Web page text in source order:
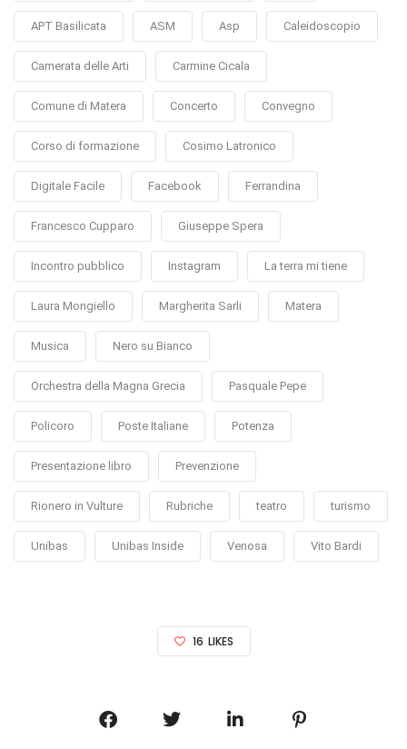
APT Basilicata ASM Asp Caleidoscopio
Camerata delle Arti Carmine Cicala
Comune di Matera Concerto Convegno
Corso di formazione Cosimo Latronico
Digitale Facile Facebook Ferrandina
Francesco Cupparo Giuseppe Spera
Incontro pubblico Instagram La terra mi tiene
Laura Mongiello Margherita Sarli Matera
Musica Nero su Bianco
Orchestra della Magna Grecia Pasquale Pepe
Policoro Poste Italiane Potenza
Presentazione libro Prevenzione
Rionero in Vulture Rubriche teatro turismo
Unibas Unibas Inside Venosa Vito Bardi
16 LIKES